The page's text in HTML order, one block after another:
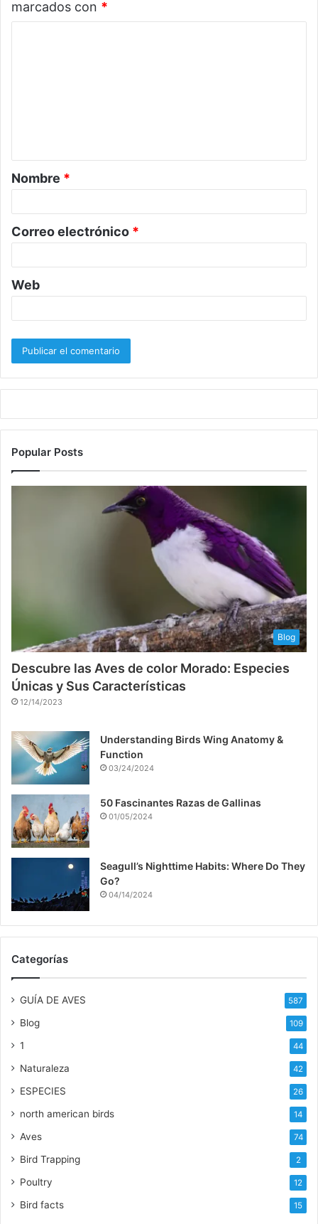
marcados con *
a
r
o
*
Nombre *
Correo electrónico *
Web
Popular Posts
Blog
Descubre las Aves de color Morado: Especies
Únicas y Sus Características
12/14/2023
Understanding Birds Wing Anatomy &
Function
03/24/2024
50 Fascinantes Razas de Gallinas
01/05/2024
Seagull’s Nighttime Habits: Where Do They
Go?
04/14/2024
Categorías
GUÍA DE AVES 587
Blog 109
1 44
Naturaleza 42
ESPECIES 26
north american birds 14
Aves 74
Bird Trapping 2
Poultry 12
Bird facts 15